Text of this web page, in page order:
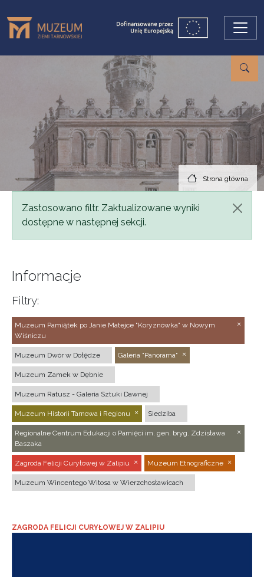
Strona główna
Komunikat
Zastosowano filtr. Zaktualizowane wyniki
dostępne w następnej sekcji.
Informacje
Filtry:
Muzeum Pamiątek po Janie Matejce "Koryznówka" w Nowym
Wiśniczu
Muzeum Dwór w Dołędze Galeria "Panorama"
Muzeum Zamek w Dębnie
Muzeum Ratusz - Galeria Sztuki Dawnej
Muzeum Historii Tarnowa i Regionu Siedziba
Regionalne Centrum Edukacji o Pamięci im. gen. bryg. Zdzisława
Baszaka
Zagroda Felicji Curyłowej w Zalipiu Muzeum Etnograficzne
Muzeum Wincentego Witosa w Wierzchosławicach
ZAGRODA FELICJI CURYŁOWEJ W ZALIPIU